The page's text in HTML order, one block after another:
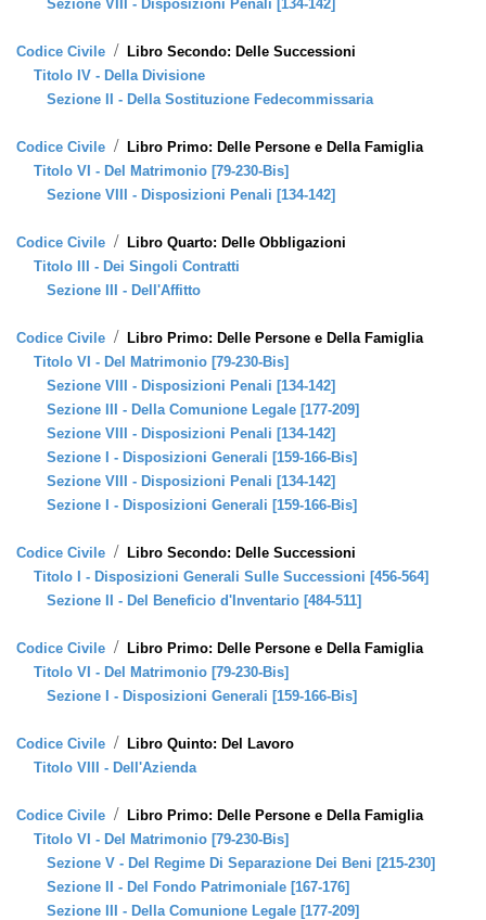
Sezione VIII - Disposizioni Penali [134-142]
Codice Civile / Libro Secondo: Delle Successioni
Titolo IV - Della Divisione
Sezione II - Della Sostituzione Fedecommissaria
Codice Civile / Libro Primo: Delle Persone e Della Famiglia
Titolo VI - Del Matrimonio [79-230-Bis]
Sezione VIII - Disposizioni Penali [134-142]
Codice Civile / Libro Quarto: Delle Obbligazioni
Titolo III - Dei Singoli Contratti
Sezione III - Dell'Affitto
Codice Civile / Libro Primo: Delle Persone e Della Famiglia
Titolo VI - Del Matrimonio [79-230-Bis]
Sezione VIII - Disposizioni Penali [134-142]
Sezione III - Della Comunione Legale [177-209]
Sezione VIII - Disposizioni Penali [134-142]
Sezione I - Disposizioni Generali [159-166-Bis]
Sezione VIII - Disposizioni Penali [134-142]
Sezione I - Disposizioni Generali [159-166-Bis]
Codice Civile / Libro Secondo: Delle Successioni
Titolo I - Disposizioni Generali Sulle Successioni [456-564]
Sezione II - Del Beneficio d'Inventario [484-511]
Codice Civile / Libro Primo: Delle Persone e Della Famiglia
Titolo VI - Del Matrimonio [79-230-Bis]
Sezione I - Disposizioni Generali [159-166-Bis]
Codice Civile / Libro Quinto: Del Lavoro
Titolo VIII - Dell'Azienda
Codice Civile / Libro Primo: Delle Persone e Della Famiglia
Titolo VI - Del Matrimonio [79-230-Bis]
Sezione V - Del Regime Di Separazione Dei Beni [215-230]
Sezione II - Del Fondo Patrimoniale [167-176]
Sezione III - Della Comunione Legale [177-209]